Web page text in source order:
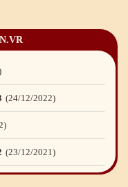
21/12
24/12/2022
23/12/2021